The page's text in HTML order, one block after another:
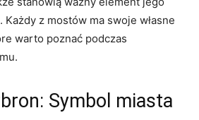
z mostów ma swoje ⁢własne
warto poznać podczas
Symbol miasta